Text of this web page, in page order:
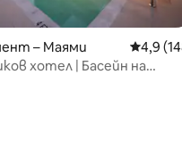
– Маями Средна
4,9
хотел | Басейн на